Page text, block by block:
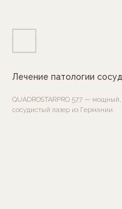
Лечение патологии
QUADROSTARPRO 577 —
сосудистый лазер из Германии.